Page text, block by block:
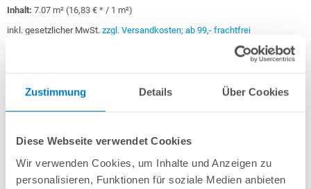
Zustimmung Details Über Cookies
Diese Webseite verwendet Cookies
Wir verwenden Cookies, um Inhalte und Anzeigen zu
personalisieren, Funktionen für soziale Medien anbieten
Inhalt: 7.07 m² (16,83 € * / 1 m²)
inkl. gesetzlicher MwSt. zzgl. Versandkosten; ab 99,- frachtfrei
Schon ab 10,17 € monatlichfinanzieren